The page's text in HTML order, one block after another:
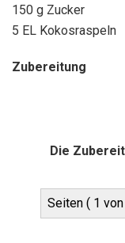
150 g Zucker
5 EL Kokosraspeln
Zubereitung
Die
Seiten ( 1 von